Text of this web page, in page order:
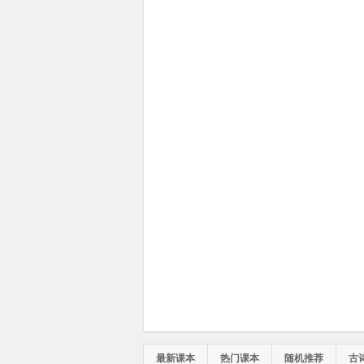
最新课本 热门课本 随机推荐 古